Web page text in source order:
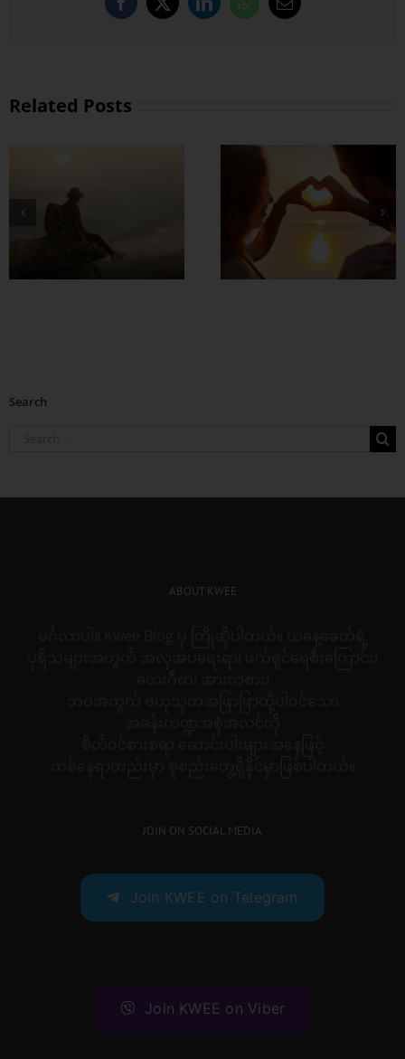
Facebook
X LinkedInWhatsApp
Email
Related Posts
အချစ်တွေ ပိုတိုးလာ
Search
ABOUT KWEE
JOIN ON SOCIAL MEDIA
Join KWEE on Telegram
Join KWEE on Viber